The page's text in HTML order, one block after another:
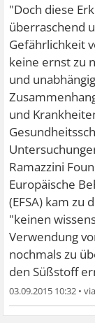
"Doch diese
überraschend
Gefährlichkeit
keine ernst zu
und
und
Ramazzini
Europäische
(EFSA) kam zu
"keinen
Verwendung
nochmals zu
den Süßstoff
03.09.2015 10:32 •